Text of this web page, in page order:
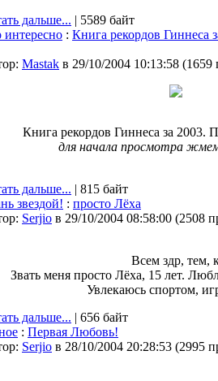
дальше... | 5589 байт
интересно : Книга рекордов Гиннеса
Мastak в 29/10/2004 10:13:58 (1659
Книга рекордов Гиннеса за 2003.
для начала просмотра
дальше... | 815 байт
звездой! : просто Лёха
Serjio в 29/10/2004 08:58:00 (2508
Всем здр, тем,
Звать меня просто Лёха, 15 лет.
Увлекаюсь спортом,
дальше... | 656 байт
: Первая Любовь!
Serjio в 28/10/2004 20:28:53 (2995